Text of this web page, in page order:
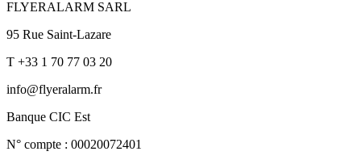
FLYERALARM SARL
95 Rue Saint-Lazare
T +33 1 70 77 03 20
info@flyeralarm.fr
Banque CIC Est
N° compte : 00020072401